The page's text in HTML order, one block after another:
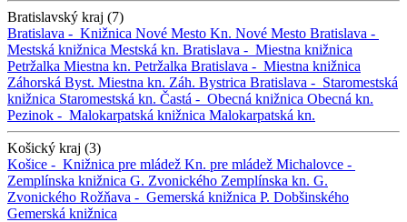
Bratislavský kraj (7)
Bratislava - Knižnica Nové Mesto Kn. Nové Mesto Bratislava -
Mestská knižnica Mestská kn. Bratislava - Miestna knižnica
Petržalka Miestna kn. Petržalka Bratislava - Miestna knižnica
Záhorská Byst. Miestna kn. Záh. Bystrica Bratislava - Staromestská
knižnica Staromestská kn. Častá - Obecná knižnica Obecná kn.
Pezinok - Malokarpatská knižnica Malokarpatská kn.
Košický kraj (3)
Košice - Knižnica pre mládež Kn. pre mládež Michalovce -
Zemplínska knižnica G. Zvonického Zemplínska kn. G.
Zvonického Rožňava - Gemerská knižnica P. Dobšinského
Gemerská knižnica